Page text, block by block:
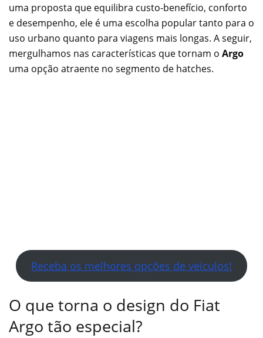
uma proposta que equilibra custo-benefício, conforto
e desempenho, ele é uma escolha popular tanto para o
uso urbano quanto para viagens mais longas. A seguir,
mergulhamos nas características que tornam o Argo
uma opção atraente no segmento de hatches.
Receba os melhores opções de veículos!
O que torna o design do Fiat
Argo tão especial?